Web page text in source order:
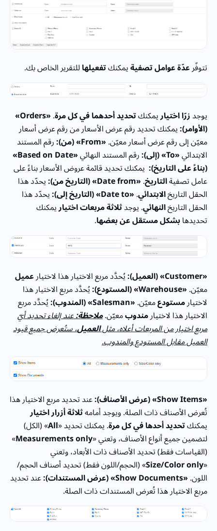
تتوفّرعدّة عوامل تصفيةيمكنكتفعيلهاللتقرير الخاص بك.
يوجدزرّا اختياريمكنكتحديد أحدهما في كل مرة.
«Orders»
(الأوامر):يمكنك تحديد رقم عرض الأسعار من رقم عرض أسعار
معيّن إلى رقم عرض أسعار معيّن.«From» (من): رقم المستند
الابتدائي«To» (إلى): رقم المستند النهائي «Based on Date»
(بناءً على التاريخ): يمكنك تحديد قائمة عروض الأسعار بناءً على
عامل تصفيةالتاريخ.«Date from» (التاريخ من): يحدّد هذا
الحقل التاريخالابتدائي.«Date to» (التاريخ إلى): يحدّد هذا
الحقل التاريخالنهائي. يوجدثلاثة مربعات اختياريمكنك
تحديدهابشكل مستقل عن بعضها.
«Customer» (العميل): يُحدَّد مربع الاختيار هذا لاختيارعميل
معيّن.«Warehouse» (المستودع): يُحدَّد مربع الاختيار هذا
لاختيارمستودعمعيّن.«Salesman» (المندوب): يُحدَّد مربع
الاختيار هذا لاختيارمندوبمعيّن.ملاحظة:عند إلغاء تحديد أيّ
مربع اختيار من المربعات أعلاه، مثلالعميل، ستُعرض جميع قيود
العميل مقابل المستودع والمندوب.
«Show Items» (عرض الأصناف): عند تحديد مربع الاختيار هذا
تُعرض الأصناف ذات الصلة. ويوجد أمامهثلاثة أزرار اختيار
يمكنكتحديد أحدها في كل مرة. يمكنك تحديد «All» (الكل)
لتضمين جميع أنواع الأصناف، وتعني «Measurements only
»
(القياسات فقط) تحديد الأصناف ذات الأبعاد، وتعني
«
Size/Color only» (الحجم/اللون فقط) تحديد أصناف الحجم/
اللون.«Show Documents» (عرض المستندات): عند تحديد
مربع الاختيار هذا تُعرض المستندات ذات الصلة.